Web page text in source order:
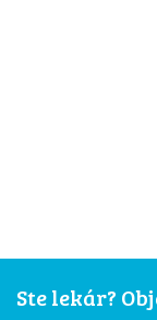
Ste lekár?